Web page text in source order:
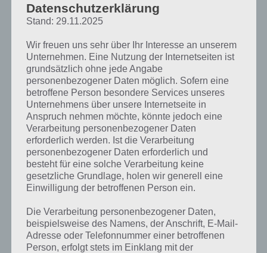
So wird einem in Level 1, welches gleichzeitig das Tutorial darstellt,
diverse Steuerungsmöglichkeiten mittels kurzer Bilder vorgestellt,
Innovatives Gameplay, tolle Level
Screenshot Lumi – (c) Foundation
Games
Die Spiele App
iPhone und
iPad
begeistert uns
Gameplay,
welches wir in
dieser Form
Datenschutzerklärung
Stand: 29.11.2025
Wir freuen uns sehr über Ihr Interesse an unserem
Unternehmen. Eine Nutzung der Internetseiten ist
grundsätzlich ohne jede Angabe
personenbezogener Daten möglich. Sofern eine
betroffene Person besondere Services unseres
Unternehmens über unsere Internetseite in
Anspruch nehmen möchte, könnte jedoch eine
Verarbeitung personenbezogener Daten
erforderlich werden. Ist die Verarbeitung
personenbezogener Daten erforderlich und
besteht für eine solche Verarbeitung keine
gesetzliche Grundlage, holen wir generell eine
Einwilligung der betroffenen Person ein.
Die Verarbeitung personenbezogener Daten,
beispielsweise des Namens, der Anschrift, E-Mail-
Adresse oder Telefonnummer einer betroffenen
Person, erfolgt stets im Einklang mit der